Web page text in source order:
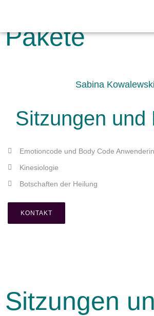
Sitzungen
Pakete
Sabina Kowalewski
Sitzungen und
Emotioncode und Body Code Anwenderin
Kinesiologie
Botschaften der Heilung
KONTAKT
Sitzungen